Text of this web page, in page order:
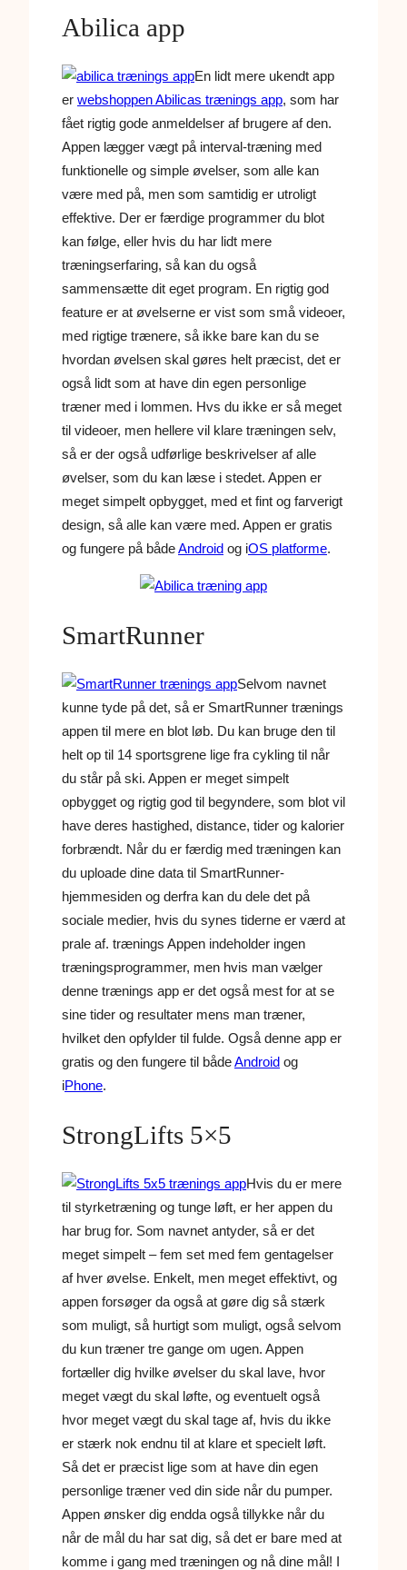
Abilica app
En lidt mere ukendt app
er webshoppen Abilicas trænings app, som har
fået rigtig gode anmeldelser af brugere af den.
Appen lægger vægt på interval-træning med
funktionelle og simple øvelser, som alle kan
være med på, men som samtidig er utroligt
effektive. Der er færdige programmer du blot
kan følge, eller hvis du har lidt mere
træningserfaring, så kan du også
sammensætte dit eget program. En rigtig god
feature er at øvelserne er vist som små videoer,
med rigtige trænere, så ikke bare kan du se
hvordan øvelsen skal gøres helt præcist, det er
også lidt som at have din egen personlige
træner med i lommen. Hvs du ikke er så meget
til videoer, men hellere vil klare træningen selv,
så er der også udførlige beskrivelser af alle
øvelser, som du kan læse i stedet. Appen er
meget simpelt opbygget, med et fint og farverigt
design, så alle kan være med. Appen er gratis
og fungere på bådeAndroid og iOS platforme.
SmartRunner
Selvom navnet
kunne tyde på det, så er SmartRunner trænings
appen til mere en blot løb. Du kan bruge den til
helt op til 14 sportsgrene lige fra cykling til når
du står på ski. Appen er meget simpelt
opbygget og rigtig god til begyndere, som blot vil
have deres hastighed, distance, tider og kalorier
forbrændt. Når du er færdig med træningen kan
du uploade dine data til SmartRunner-
hjemmesiden og derfra kan du dele det på
sociale medier, hvis du synes tiderne er værd at
prale af. trænings Appen indeholder ingen
træningsprogrammer, men hvis man vælger
denne trænings app er det også mest for at se
sine tider og resultater mens man træner,
hvilket den opfylder til fulde. Også denne app er
gratis og den fungere til bådeAndroid og
iPhone.
StrongLifts 5×5
Hvis du er mere
til styrketræning og tunge løft, er her appen du
har brug for. Som navnet antyder, så er det
meget simpelt – fem set med fem gentagelser
af hver øvelse. Enkelt, men meget effektivt, og
appen forsøger da også at gøre dig så stærk
som muligt, så hurtigt som muligt, også selvom
du kun træner tre gange om ugen. Appen
fortæller dig hvilke øvelser du skal lave, hvor
meget vægt du skal løfte, og eventuelt også
hvor meget vægt du skal tage af, hvis du ikke
er stærk nok endnu til at klare et specielt løft.
Så det er præcist lige som at have din egen
personlige træner ved din side når du pumper.
Appen ønsker dig endda også tillykke når du
når de mål du har sat dig, så det er bare med at
komme i gang med træningen og nå dine mål! I